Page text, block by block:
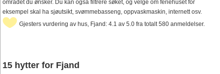
området du ønsker. Du kan også filtrere søket, og velge om feriehuset for
eksempel skal ha sjøutsikt, svømmebasseng, oppvaskmaskin, internett osv.
Gjesters vurdering av hus, Fjand: 4.1 av 5.0 fra totalt 580 anmeldelser.
15 hytter for Fjand